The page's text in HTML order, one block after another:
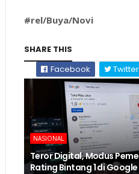
#rel/Buya/Novi
SHARE THIS
Facebook
Twitter
NASIONAL
Teror Digital, Modus
Rating Bintang 1 di